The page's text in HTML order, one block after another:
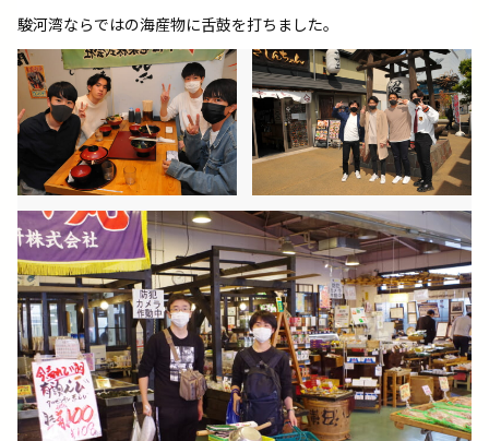
駿河湾ならではの海産物に舌鼓を打ちました。